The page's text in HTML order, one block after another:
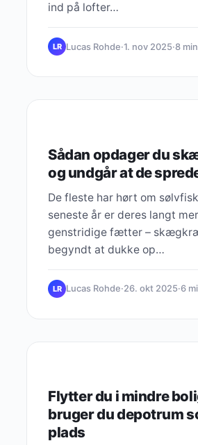
ind på lofter…
LR Lucas Rohde·1. nov 2025·8
Sådan opdager du
og undgår at de
De fleste har hørt om
seneste år er deres langt
genstridige fætter –
begyndt at dukke op…
LR Lucas Rohde·26. okt 2025·6
Flytter du i mindre
bruger du depotrum
plads